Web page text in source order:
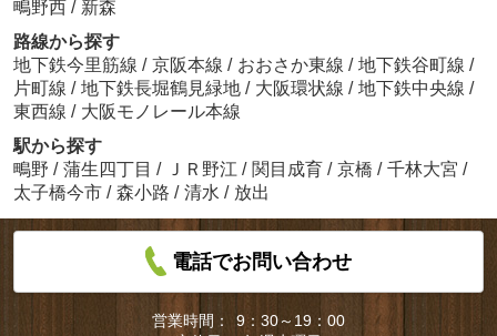
鴫野西 / 新森
路線から探す
地下鉄今里筋線 / 京阪本線 / おおさか東線 / 地下鉄谷町線 /
片町線 / 地下鉄長堀鶴見緑地 / 大阪環状線 / 地下鉄中央線 /
東西線 / 大阪モノレール本線
駅から探す
鴫野 / 蒲生四丁目 / ＪＲ野江 / 関目成育 / 京橋 / 千林大宮 /
太子橋今市 / 森小路 / 清水 / 放出
電話でお問い合わせ
営業時間：
9：30～19：00